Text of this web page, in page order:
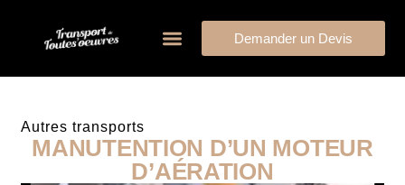
Demander un Devis
Autres transports
MANUTENTION D’UN MOTEUR
D’AÉRATION